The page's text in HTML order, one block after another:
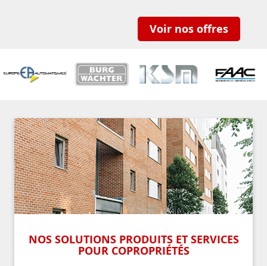
Voir nos offres
NOS SOLUTIONS PRODUITS ET SERVICES
POUR COPROPRIÉTÉS